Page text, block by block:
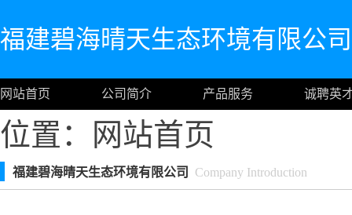
福建碧海晴天生态环境有限公司
网站首页 公司简介 产品服务 诚聘英
位置： 网站首页
福建碧海晴天生态环境有限公司 Company Introduction